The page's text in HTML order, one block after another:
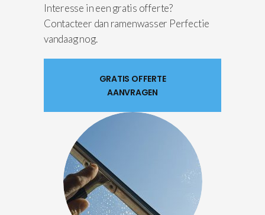
Interesse in een gratis offerte?
Contacteer dan ramenwasser Perfectie
vandaag nog.
GRATIS OFFERTE
AANVRAGEN